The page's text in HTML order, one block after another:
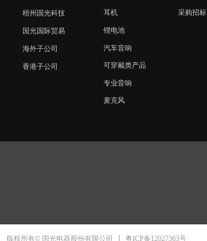
梧州国光科技
国光国际贸易
海外子公司
香港子公司
采购招标
耳机
锂电池
汽车音响
可穿戴类产品
专业音响
麦克风
版权所有© 国光电器股份有限公司 粤ICP备12027363号